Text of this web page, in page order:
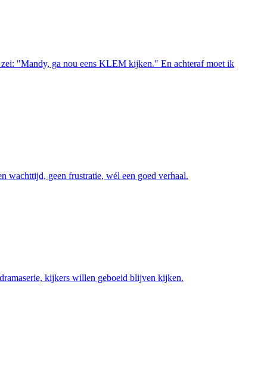
zei: "Mandy, ga nou eens KLEM kijken." En achteraf moet ik
wachttijd, geen frustratie, wél een goed verhaal.
kijkers willen geboeid blijven kijken.